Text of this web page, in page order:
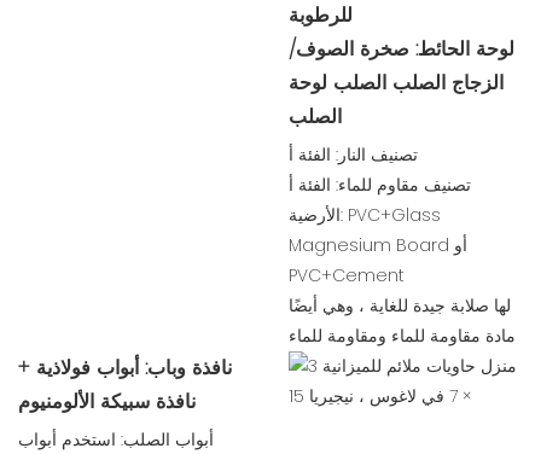
للرطوبة
لوحة الحائط: صخرة الصوف/
الزجاج الصلب الصلب لوحة
الصلب
تصنيف النار: الفئة أ
تصنيف مقاوم للماء: الفئة أ
الأرضية: PVC+Glass
Magnesium Board أو
PVC+Cement
لها صلابة جيدة للغاية ، وهي أيضًا
مادة مقاومة للماء ومقاومة للماء
نافذة وباب: أبواب فولاذية +
نافذة سبيكة الألومنيوم
أبواب الصلب: استخدم أبواب